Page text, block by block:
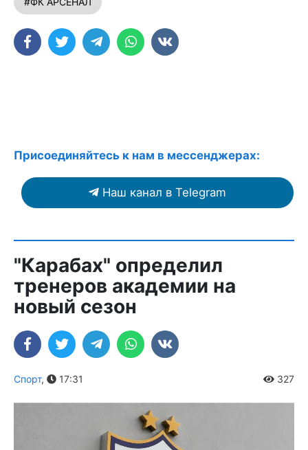
Присоединяйтесь к нам в мессенджерах:
Наш канал в Telegram
"Карабах" определил
тренеров академии на
новый сезон
Спорт, 17:31 327